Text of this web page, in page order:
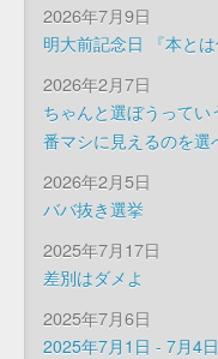
2026年7月9日
明大前記念日 『本とは
2026年2月7日
ちゃんと選ぼうって
番マシに見えるのを選
2026年2月5日
ババ抜き選挙
2025年7月17日
差別はダメよ
2025年7月6日
2025年7月1日 - 7月4日